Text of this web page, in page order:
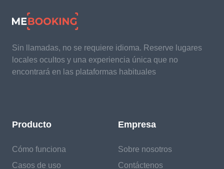
Sin llamadas, no se requiere idioma. Reserve lugares
locales ocultos y una experiencia única que no
encontrará en las plataformas habituales
Producto
Cómo funciona
Casos de uso
Empresa
Sobre nosotros
Contáctenos